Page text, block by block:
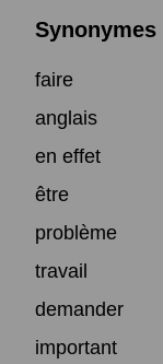
faire
anglais
en effet
être
problème
travail
demander
important